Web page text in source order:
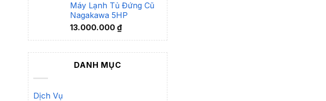
Máy Lạnh Tủ Đứng Cũ
Nagakawa 5HP
13.000.000 ₫
DANH MỤC
Dịch Vụ